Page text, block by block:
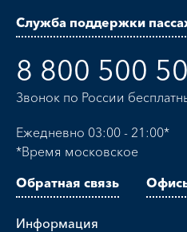
Служба поддержки
8 800 500
Звонок по России
Ежедневно 03:00 - 21:00*
*Время московское
Обратная связь
Информация